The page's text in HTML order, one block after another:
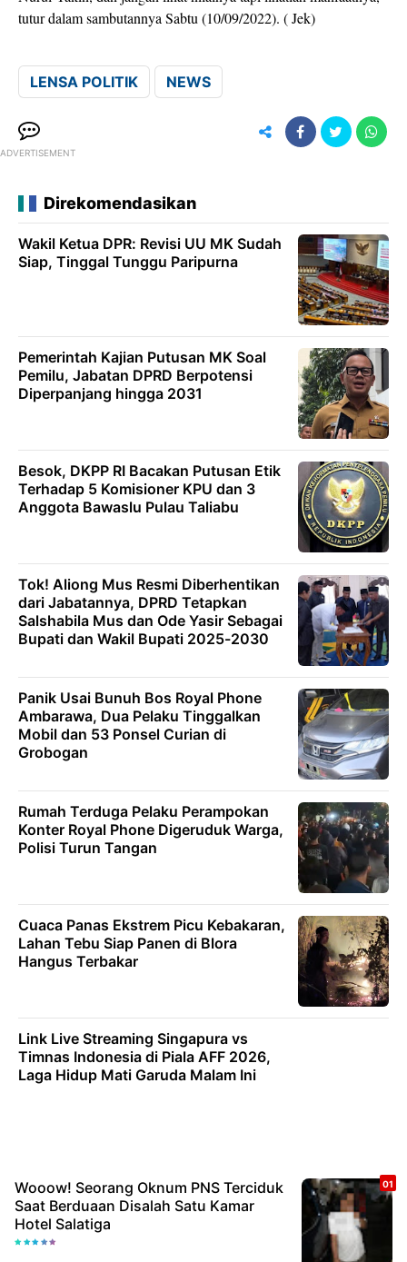
tutur dalam sambutannya Sabtu (10/09/2022). ( Jek)
LENSA POLITIK NEWS
ADVERTISEMENT
Direkomendasikan
Wakil Ketua DPR: Revisi UU MK Sudah
Siap, Tinggal Tunggu Paripurna
Pemerintah Kajian Putusan MK Soal
Pemilu, Jabatan DPRD Berpotensi
Diperpanjang hingga 2031
Besok, DKPP RI Bacakan Putusan Etik
Terhadap 5 Komisioner KPU dan 3
Anggota Bawaslu Pulau Taliabu
Tok! Aliong Mus Resmi Diberhentikan
dari Jabatannya, DPRD Tetapkan
Salshabila Mus dan Ode Yasir Sebagai
Bupati dan Wakil Bupati 2025-2030
Panik Usai Bunuh Bos Royal Phone
Ambarawa, Dua Pelaku Tinggalkan
Mobil dan 53 Ponsel Curian di
Grobogan
Rumah Terduga Pelaku Perampokan
Konter Royal Phone Digeruduk Warga,
Polisi Turun Tangan
Cuaca Panas Ekstrem Picu Kebakaran,
Lahan Tebu Siap Panen di Blora
Hangus Terbakar
Link Live Streaming Singapura vs
Timnas Indonesia di Piala AFF 2026,
Laga Hidup Mati Garuda Malam Ini
Wooow! Seorang Oknum PNS Terciduk
Saat Berduaan Disalah Satu Kamar
Hotel Salatiga